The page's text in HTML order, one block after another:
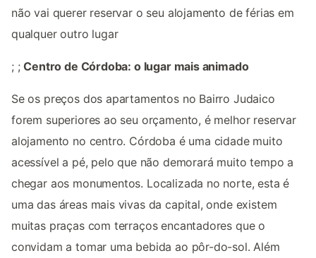
não vai querer reservar o seu alojamento de férias em
qualquer outro lugar
; ;Centro de Córdoba: o lugar mais animado
Se os preços dos apartamentos no Bairro Judaico
forem superiores ao seu orçamento, é melhor reservar
alojamento no centro. Córdoba é uma cidade muito
acessível a pé, pelo que não demorará muito tempo a
chegar aos monumentos. Localizada no norte, esta é
uma das áreas mais vivas da capital, onde existem
muitas praças com terraços encantadores que o
convidam a tomar uma bebida ao pôr-do-sol. Além